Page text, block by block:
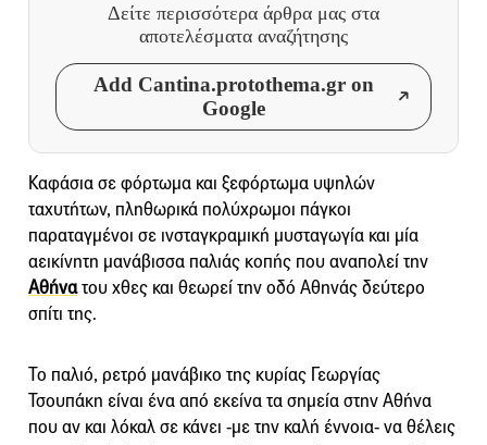
Δείτε περισσότερα άρθρα μας στα
αποτελέσματα αναζήτησης
Add Cantina.protothema.gr on
Google
Καφάσια σε φόρτωμα και ξεφόρτωμα υψηλών
ταχυτήτων, πληθωρικά πολύχρωμοι πάγκοι
παραταγμένοι σε ινσταγκραμική μυσταγωγία και μία
αεικίνητη μανάβισσα παλιάς κοπής που αναπολεί την
Αθήνατου χθες και θεωρεί την οδό Αθηνάς δεύτερο
σπίτι της.
Το παλιό, ρετρό μανάβικο της κυρίας Γεωργίας
Τσουπάκη είναι ένα από εκείνα τα σημεία στην Αθήνα
που αν και λόκαλ σε κάνει -με την καλή έννοια- να θέλεις